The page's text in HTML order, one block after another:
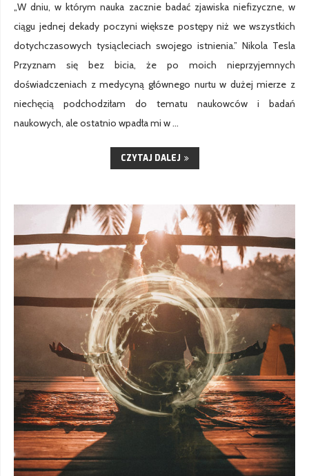
„W dniu, w którym nauka zacznie badać zjawiska niefizyczne, w
ciągu jednej dekady poczyni większe postępy niż we wszystkich
dotychczasowych tysiącleciach swojego istnienia.” Nikola Tesla
Przyznam się bez bicia, że po moich nieprzyjemnych
doświadczeniach z medycyną głównego nurtu w dużej mierze z
niechęcią podchodziłam do tematu naukowców i badań
naukowych, ale ostatnio wpadła mi w …
CZYTAJ DALEJ